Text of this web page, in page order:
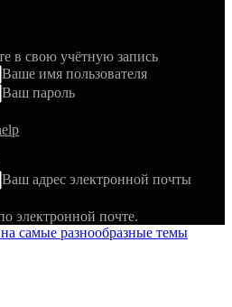
в свою учётную запись
Ваше имя пользователя
Ваш пароль
Ваш адрес электронной почты
электронной почте.
самые разнообразные темы